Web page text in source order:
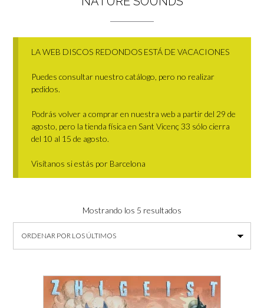
LA WEB DISCOS REDONDOS ESTÁ DE VACACIONES
Puedes consultar nuestro catálogo, pero no realizar
pedidos.
Podrás volver a comprar en nuestra web a partir del 29 de
agosto, pero la tienda física en Sant Vicenç 33 sólo cierra
del 10 al 15 de agosto.
Visítanos si estás por Barcelona
Mostrando los 5 resultados
por
últimos